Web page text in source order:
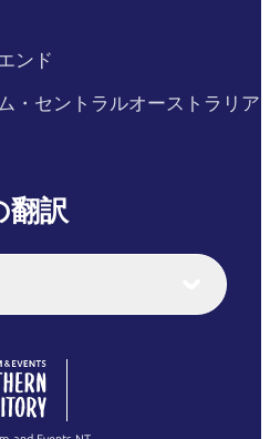
ンド
・セントラルオーストラリア
翻訳
繁體中文